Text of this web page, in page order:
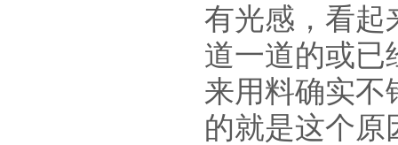
有光感，看起
道一道的或已
来用料确实不
的就是这个原